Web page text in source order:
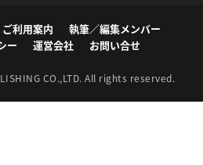
ご利用案内
執筆／編集メンバー
ー
運営会社 お問い合せ
CO.,LTD. All rights reserved.